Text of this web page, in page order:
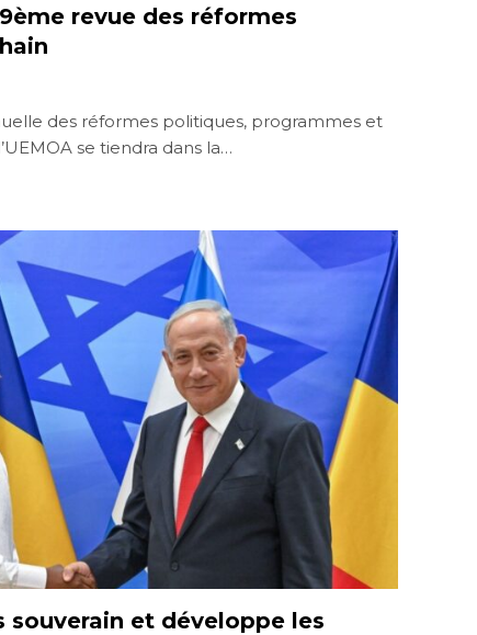
revue des réformes
des réformes politiques, programmes et
se tiendra dans la…
souverain et développe les